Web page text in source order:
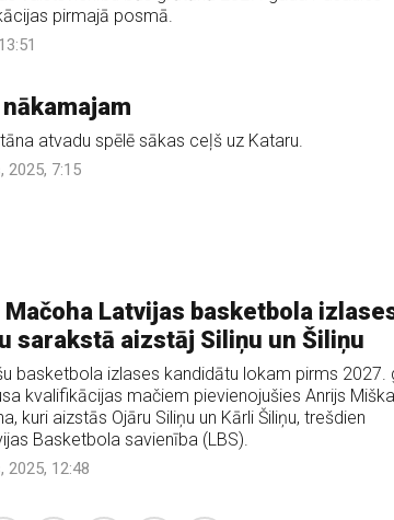
pirmajā posmā.
atvadu spēlē sākas ceļš uz Kataru.
2025, 7:15
Mačoha Latvijas basketbola
sarakstā aizstāj Siliņu un Šiliņu
basketbola izlases kandidātu lokam pirms 2027.
kvalifikācijas mačiem pievienojušies Anrijs
kuri aizstās Ojāru Siliņu un Kārli Šiliņu, trešdien
Basketbola savienība (LBS).
2025, 12:48